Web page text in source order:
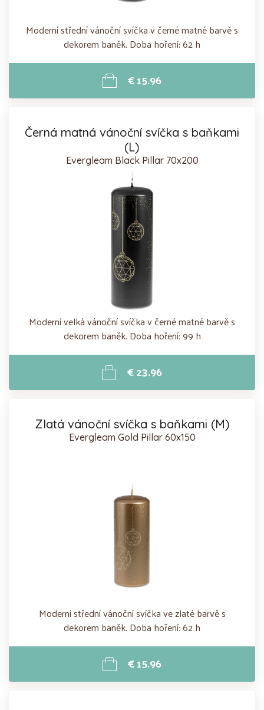
Moderní střední vánoční svíčka v černé matné barvě s
dekorem baněk. Doba hoření: 62 h
€ 15.96
Černá matná vánoční svíčka s baňkami
(L)
Evergleam Black Pillar 70x200
Moderní velká vánoční svíčka v černé matné barvě s
dekorem baněk. Doba hoření: 99 h
€ 23.96
Zlatá vánoční svíčka s baňkami (M)
Evergleam Gold Pillar 60x150
Moderní střední vánoční svíčka ve zlaté barvě s
dekorem baněk. Doba hoření: 62 h
€ 15.96